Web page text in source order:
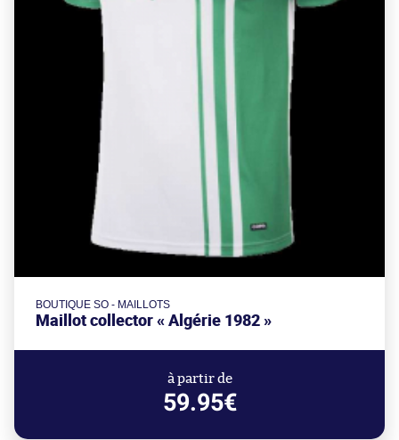
BOUTIQUE SO - MAILLOTS
Maillot collector « Algérie 1982 »
à partir de
59.95€